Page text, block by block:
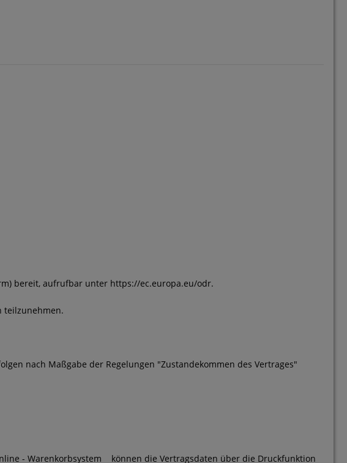
bereit, aufrufbar unter https://ec.europa.eu/odr.
teilzunehmen.
nach Maßgabe der Regelungen "Zustandekommen des Vertrages"
- Warenkorbsystem können die Vertragsdaten über die Druckfunktion